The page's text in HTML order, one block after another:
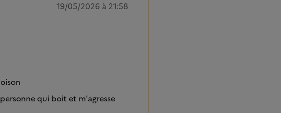
19/05/2026 à 21:58
qui boit et m'agresse